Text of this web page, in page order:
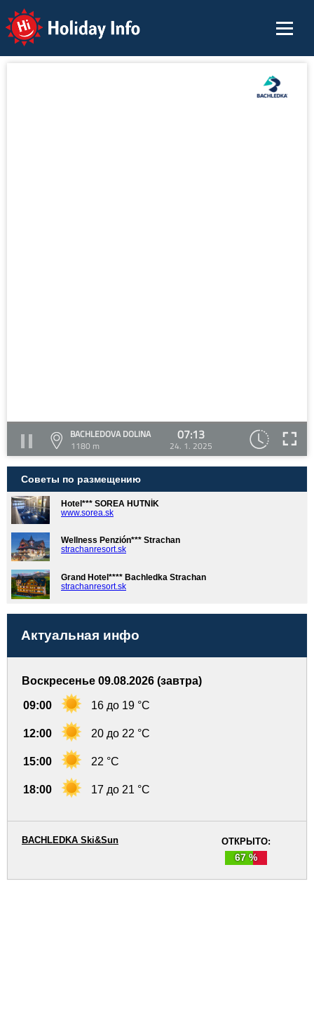
Holiday Info
BACHLEDOVA DOLINA
1180 m
07:13
24. 1. 2025
Советы по размещению
Hotel*** SOREA HUTNÍK
www.sorea.sk
Wellness Penzión*** Strachan
strachanresort.sk
Grand Hotel**** Bachledka Strachan
strachanresort.sk
Актуальная инфо
Воскресенье 09.08.2026 (завтра)
09:00 16 до 19 °C
12:00 20 до 22 °C
15:00 22 °C
18:00 17 до 21 °C
ОТКРЫТО:
67 %
BACHLEDKA Ski&Sun